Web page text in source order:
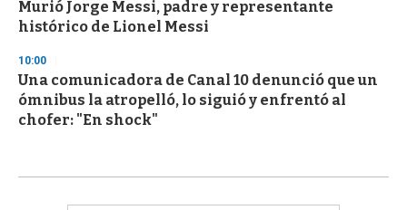
Murió Jorge Messi, padre y representante
histórico de Lionel Messi
10:00
Una comunicadora de Canal 10 denunció que un
ómnibus la atropelló, lo siguió y enfrentó al
chofer: "En shock"